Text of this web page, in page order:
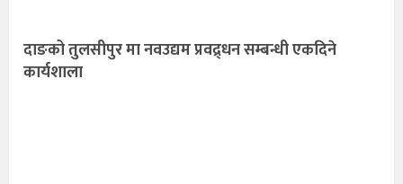
दाङको तुलसीपुर मा नवउद्यम प्रवद्र्धन सम्बन्धी एकदिने
कार्यशाला